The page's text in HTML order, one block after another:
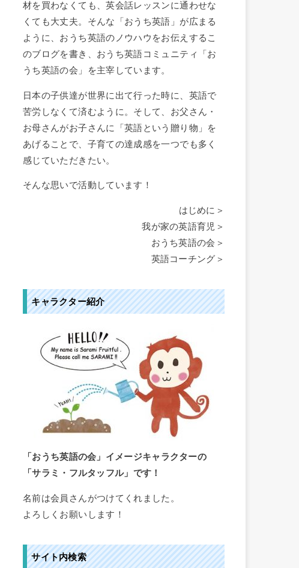
材を買わなくても、英会話レッスンに通わせな
くても大丈夫。そんな「おうち英語」が広まる
ように、おうち英語のノウハウをお伝えするこ
のブログを書き、おうち英語コミュニティ「お
うち英語の会」を主宰しています。
日本の子供達が世界に出て行った時に、英語で
苦労しなくて済むように。そして、お父さん・
お母さんがお子さんに「英語という贈り物」を
あげることで、子育ての達成感を一つでも多く
感じていただきたい。
そんな思いで活動しています！
はじめに＞
我が家の英語育児＞
おうち英語の会＞
英語コーチング＞
キャラクター紹介
「おうち英語の会」イメージキャラクターの
「サラミ・フルタッフル」です！
名前は会員さんがつけてくれました。
よろしくお願いします！
サイト内検索